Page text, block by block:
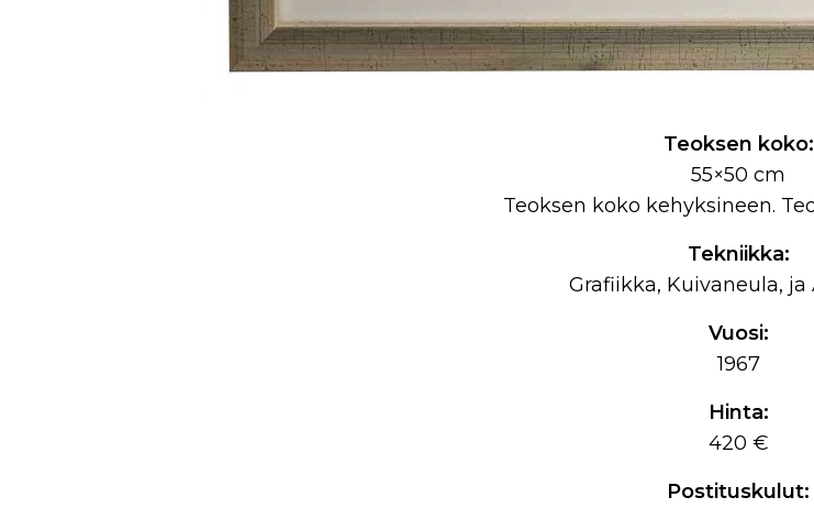
Teoksen koko:
55×50 cm
Teoksen koko kehyksineen.
Tekniikka:
Grafiikka, Kuivaneula,
Vuosi:
1967
Hinta:
420 €
Postituskulut: